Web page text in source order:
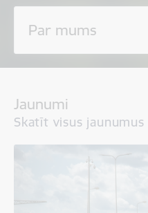
Par mums
Jaunumi
Skatīt visus jaunumus